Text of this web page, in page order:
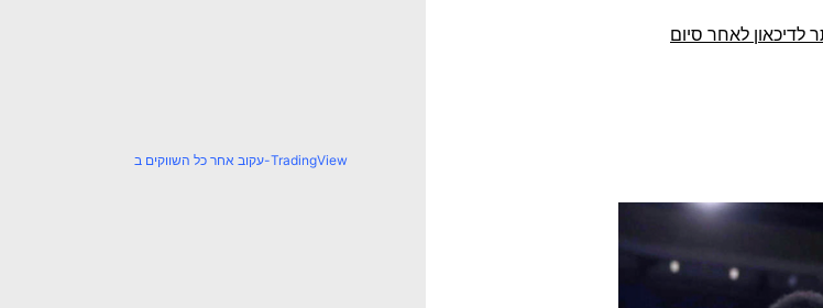
לדיכאון לאחר סיום
עקוב אחר כל השווקים ב-TradingView